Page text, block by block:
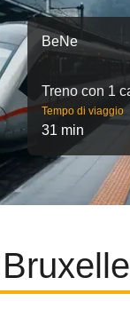
BeNe
Treno con 1
Tempo di viaggio
31 min